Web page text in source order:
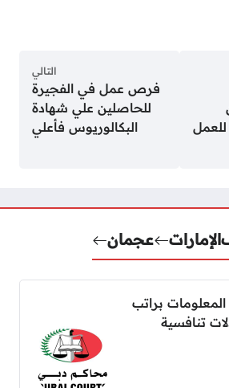
التالي
فرص عمل في الفجيرة
للحاصلين علي شهادة
البكالوريوس فأعلي
الإمارات عجمان
براتب
تنافسية